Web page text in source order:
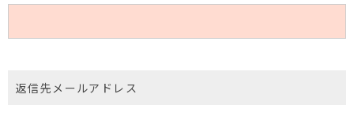
返信先メールアドレス